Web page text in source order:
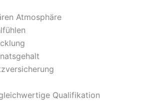
Atmosphäre
Qualifikation